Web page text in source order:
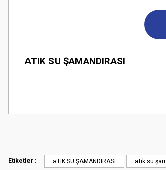
ATIK SU ŞAMANDIRASI
Görüş ve önerileriniz için teşekkür ederiz.
Ürün bilgilerinde hatalar bulunuyor.
Etiketler : aTIK SU ŞAMANDIRASI atık su